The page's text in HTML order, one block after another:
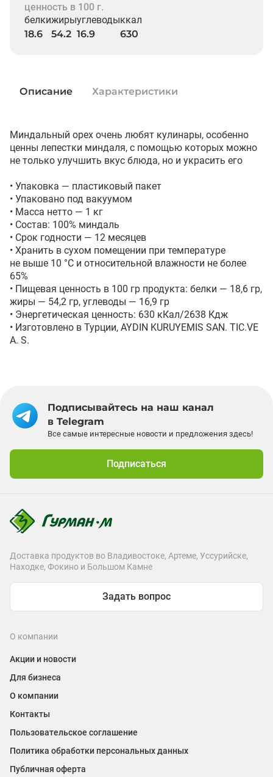
ценность в 100 г.
белки
18.6
жиры
54.2
углеводы
16.9
ккал
630
Описание Характеристики
Миндальный орех очень любят кулинары, особенно
ценны лепестки миндаля, с помощью которых можно
не только улучшить вкус блюда, но и украсить его
• Упаковка — пластиковый пакет
• Упаковано под вакуумом
• Масса нетто — 1 кг
• Состав: 100% миндаль
• Срок годности — 12 месяцев
• Хранить в сухом помещении при температуре
не выше 10 °C и относительной влажности не более
65%
• Пищевая ценность в 100 гр продукта: белки — 18,6 гр,
жиры — 54,2 гр, углеводы — 16,9 гр
• Энергетическая ценность: 630 кКал/2638 Кдж
• Изготовлено в Турции, AYDIN KURUYEMIS SAN. TIC.VE
A. S.
Подписывайтесь на наш канал
в Telegram
Все самые интересные новости и предложения здесь!
Подписаться
О компании
Акции и новости
Для бизнеса
О компании
Контакты
Пользовательское соглашение
Политика обработки персональных данных
Публичная оферта
Доставка продуктов во Владивостоке, Артеме, Уссурийске,
Находке, Фокино и Большом Камне
Задать вопрос